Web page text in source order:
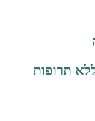
תרופות